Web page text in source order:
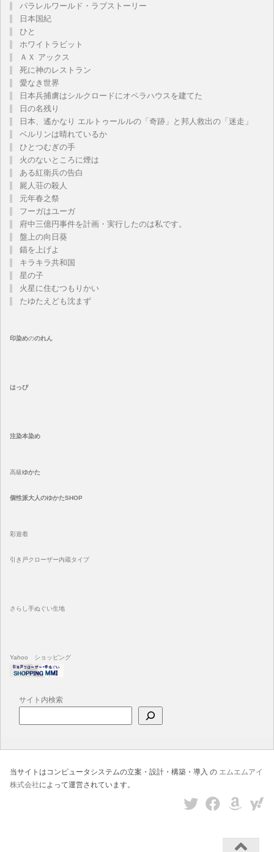
パラレルワールド・ラブストーリー
日本国紀
ひと
ホワイトラビット
ＡＸ アックス
死に神のレストラン
愛なき世界
日本兵捕虜はシルクロードにオペラハウスを建てた
日の名残り
日本、遙かなり エルトゥールルの「奇跡」と邦人救出の「迷走」
ベルリンは晴れているか
ひとつむぎの手
火のないところに煙は
ある紅衛兵の告白
屍人荘の殺人
元年春之祭
フーガはユーガ
府中三億円事件を計画・実行したのは私です。
盤上の向日葵
錨を上げよ
キラキラ共和国
星の子
火星に住むつもりかい
たゆたえども沈まず
印染めののれん
はっぴ
注染本染め
高級ゆかた
個性派大人のゆかたSHOP
彩遊着
引き戸クローザー内蔵タイプ
さらし手ぬぐい生地
Yahoo ショッピング
サイト内検索
当サイトはコンピュータシステムの立案・設計・構築・導入 の エムエムアイ
株式会社によって運営されています。